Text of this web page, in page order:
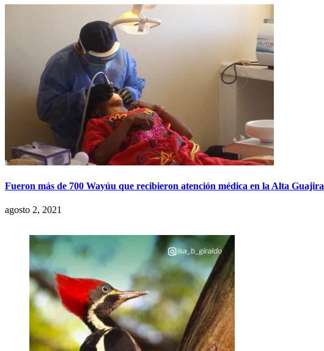
Fueron más de 700 Wayúu que recibieron atención médica en la Alta Guajira
agosto 2, 2021